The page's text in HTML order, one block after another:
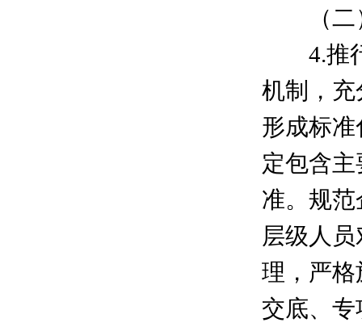
（二）
4.推行
机制，
形成标
定包含
准。规
层级人
理，严
交底、